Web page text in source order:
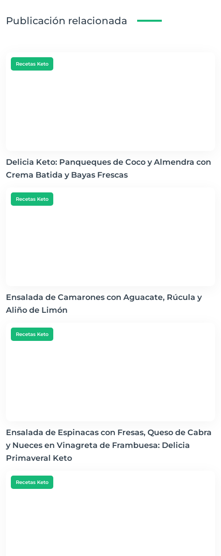
Publicación relacionada
Recetas Keto
Delicia Keto: Panqueques de Coco y Almendra con
Crema Batida y Bayas Frescas
Recetas Keto
Ensalada de Camarones con Aguacate, Rúcula y
Aliño de Limón
Recetas Keto
Ensalada de Espinacas con Fresas, Queso de Cabra
y Nueces en Vinagreta de Frambuesa: Delicia
Primaveral Keto
Recetas Keto